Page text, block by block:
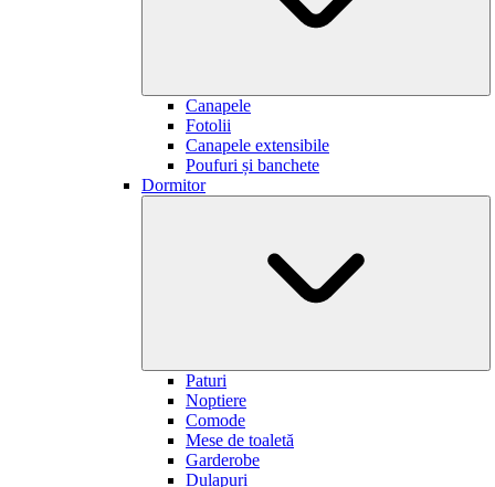
Canapele
Fotolii
Canapele extensibile
Poufuri și banchete
Dormitor
Paturi
Noptiere
Comode
Mese de toaletă
Garderobe
Dulapuri